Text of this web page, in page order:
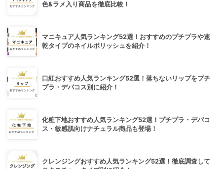
色&ラメ入り商品を徹底比較！
マニキュア人気ランキング52選！おすすめのプチプラや速
乾タイプのネイルポリッシュを紹介！
口紅おすすめ人気ランキング52選！落ちないリップをプチ
プラ・デパコス別に紹介！
化粧下地おすすめ人気ランキング52選！プチプラ・デパコ
ス・敏感肌向けナチュラル商品も登場！
クレンジングおすすめ人気ランキング52選！徹底調査して